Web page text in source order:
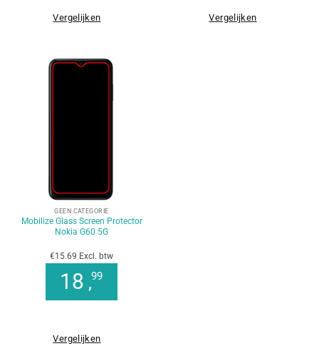
Vergelijken Vergelijken
GEEN CATEGORIE
Mobilize Glass Screen Protector
Nokia G60 5G
€15.69 Excl. btw
18 ,99
Vergelijken